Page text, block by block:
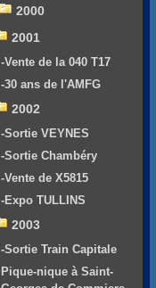
2000
2001
-Vente de la 040 T17
-30 ans de l'AMFG
2002
-Sortie VEYNES
-Sortie Chambéry
-Vente de X5815
-Expo TULLINS
2003
-Sortie Train Capitale
Pique-nique à Saint-